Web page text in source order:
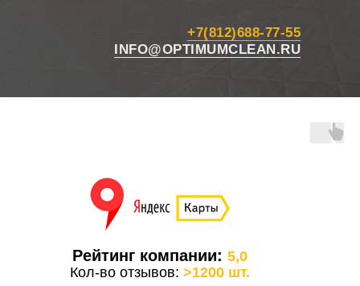
+7(812)688-77-55
INFO@OPTIMUMCLEAN.RU
Рейтинг компании:5,0
Кол-во отзывов:>1200 шт.